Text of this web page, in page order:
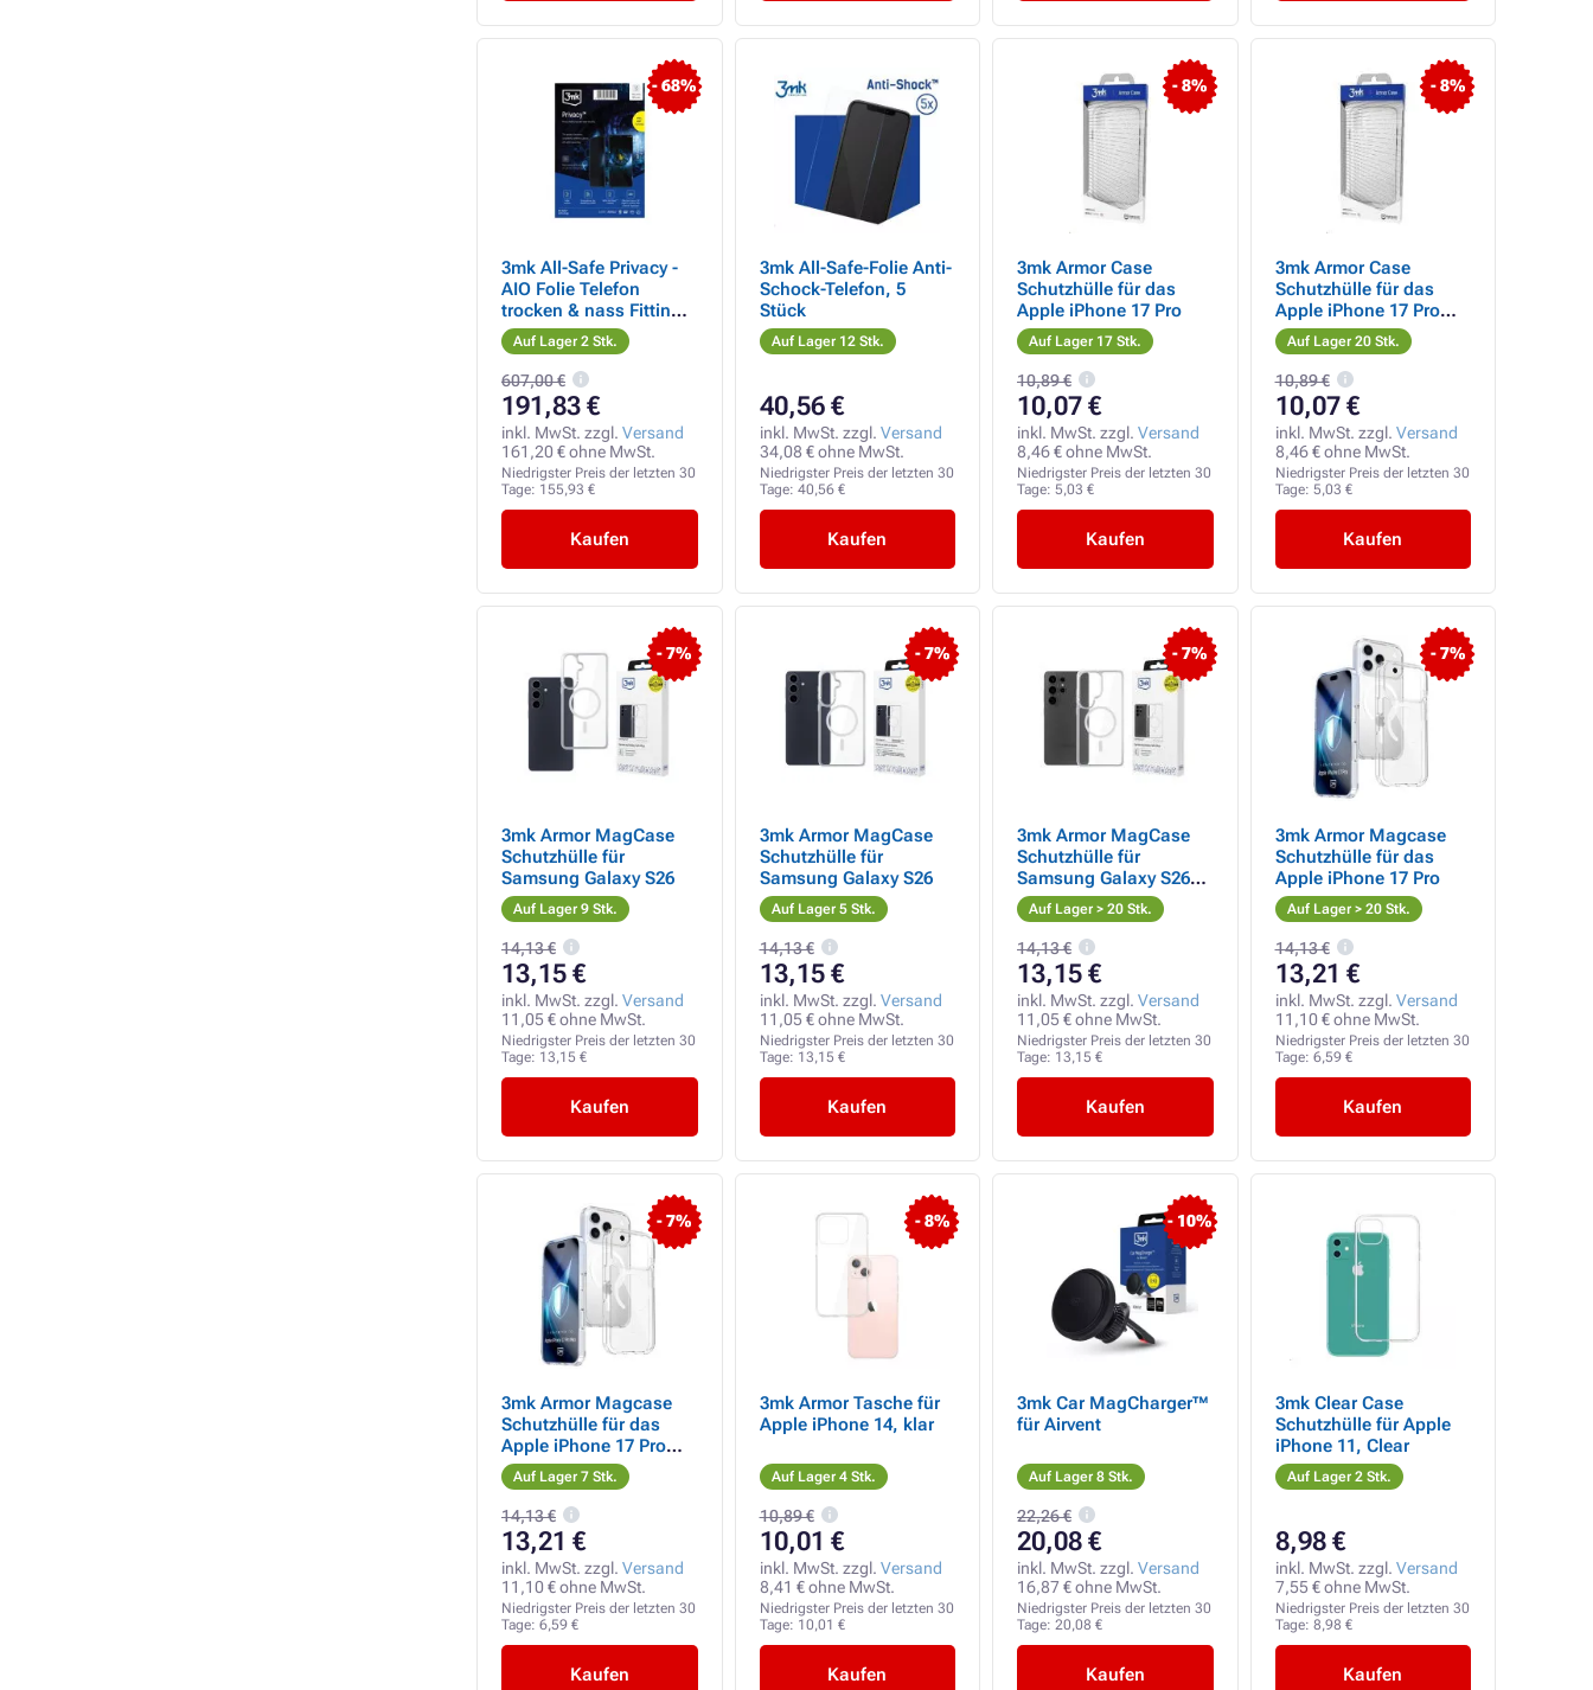
- 68%
3mk All-Safe Privacy -
AIO Folie Telefon
trocken & nass Fitting
v2.0 25 Stück
Auf Lager 2 Stk.
607,00 €
191,83 €
inkl. MwSt. zzgl. Versand
161,20 € ohne MwSt.
Niedrigster Preis der letzten 30
Tage: 155,93 €
Kaufen
3mk All-Safe-Folie Anti-
Schock-Telefon, 5
Stück
Auf Lager 12 Stk.
40,56 €
inkl. MwSt. zzgl. Versand
34,08 € ohne MwSt.
Niedrigster Preis der letzten 30
Tage: 40,56 €
Kaufen
- 8%
3mk Armor Case
Schutzhülle für das
Apple iPhone 17 Pro
Auf Lager 17 Stk.
10,89 €
10,07 €
inkl. MwSt. zzgl. Versand
8,46 € ohne MwSt.
Niedrigster Preis der letzten 30
Tage: 5,03 €
Kaufen
- 8%
3mk Armor Case
Schutzhülle für das
Apple iPhone 17 Pro
Max
Auf Lager 20 Stk.
10,89 €
10,07 €
inkl. MwSt. zzgl. Versand
8,46 € ohne MwSt.
Niedrigster Preis der letzten 30
Tage: 5,03 €
Kaufen
- 7%
3mk Armor MagCase
Schutzhülle für
Samsung Galaxy S26
Auf Lager 9 Stk.
14,13 €
13,15 €
inkl. MwSt. zzgl. Versand
11,05 € ohne MwSt.
Niedrigster Preis der letzten 30
Tage: 13,15 €
Kaufen
- 7%
3mk Armor MagCase
Schutzhülle für
Samsung Galaxy S26
Auf Lager 5 Stk.
14,13 €
13,15 €
inkl. MwSt. zzgl. Versand
11,05 € ohne MwSt.
Niedrigster Preis der letzten 30
Tage: 13,15 €
Kaufen
- 7%
3mk Armor MagCase
Schutzhülle für
Samsung Galaxy S26
Ultra
Auf Lager > 20 Stk.
14,13 €
13,15 €
inkl. MwSt. zzgl. Versand
11,05 € ohne MwSt.
Niedrigster Preis der letzten 30
Tage: 13,15 €
Kaufen
- 7%
3mk Armor Magcase
Schutzhülle für das
Apple iPhone 17 Pro
Auf Lager > 20 Stk.
14,13 €
13,21 €
inkl. MwSt. zzgl. Versand
11,10 € ohne MwSt.
Niedrigster Preis der letzten 30
Tage: 6,59 €
Kaufen
- 7%
3mk Armor Magcase
Schutzhülle für das
Apple iPhone 17 Pro
Max
Auf Lager 7 Stk.
14,13 €
13,21 €
inkl. MwSt. zzgl. Versand
11,10 € ohne MwSt.
Niedrigster Preis der letzten 30
Tage: 6,59 €
Kaufen
- 8%
3mk Armor Tasche für
Apple iPhone 14, klar
Auf Lager 4 Stk.
10,89 €
10,01 €
inkl. MwSt. zzgl. Versand
8,41 € ohne MwSt.
Niedrigster Preis der letzten 30
Tage: 10,01 €
Kaufen
- 10%
3mk Car MagCharger™
für Airvent
Auf Lager 8 Stk.
22,26 €
20,08 €
inkl. MwSt. zzgl. Versand
16,87 € ohne MwSt.
Niedrigster Preis der letzten 30
Tage: 20,08 €
Kaufen
3mk Clear Case
Schutzhülle für Apple
iPhone 11, Clear
Auf Lager 2 Stk.
8,98 €
inkl. MwSt. zzgl. Versand
7,55 € ohne MwSt.
Niedrigster Preis der letzten 30
Tage: 8,98 €
Kaufen